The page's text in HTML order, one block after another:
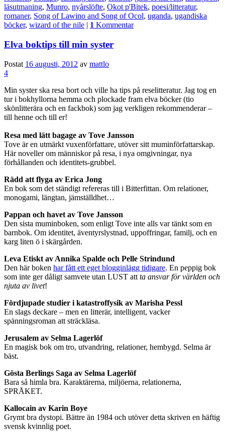
läsutmaning, Munro, nyårslöfte, Okot p'Bitek, poesi/litteratur,
romaner, Song of Lawino and Song of Ocol, uganda, ugandiska
böcker, wizard of the nile | 1 Kommentar
Elva boktips till min syster
Postat 16 augusti, 2012 av mattlo
4
Min syster ska resa bort och ville ha tips på reselitteratur. Jag tog en
tur i bokhyllorna hemma och plockade fram elva böcker (tio
skönlitterära och en fackbok) som jag verkligen rekommenderar –
till henne och till er!
Resa med lätt bagage av Tove Jansson
Tove är en utmärkt vuxenförfattare, utöver sitt muminförfattarskap.
Här noveller om människor på resa, i nya omgivningar, nya
förhållanden och identitets-grubbel.
Rädd att flyga av Erica Jong
En bok som det ständigt refereras till i Bitterfittan. Om relationer,
monogami, längtan, jämställdhet…
Pappan och havet av Tove Jansson
Den sista muminboken, som enligt Tove inte alls var tänkt som en
barnbok. Om identitet, äventyrslystnad, uppoffringar, familj, och en
karg liten ö i skärgården.
Leva Etiskt av Annika Spalde och Pelle Strindund
Den här boken har fått ett eget blogginlägg tidigare. En peppig bok
som inte ger dåligt samvete utan LUST att ta ansvar för världen och
njuta av livet!
Fördjupade studier i katastroffysik av Marisha Pessl
En slags deckare – men en litterär, intelligent, vacker
spänningsroman att sträckläsa.
Jerusalem av Selma Lagerlöf
En magisk bok om tro, utvandring, relationer, hembygd. Selma är
bäst.
Gösta Berlings Saga av Selma Lagerlöf
Bara så himla bra. Karaktärerna, miljöerna, relationerna,
SPRÅKET.
Kallocain av Karin Boye
Grymt bra dystopi. Bättre än 1984 och utöver detta skriven en häftig
svensk kvinnlig poet.